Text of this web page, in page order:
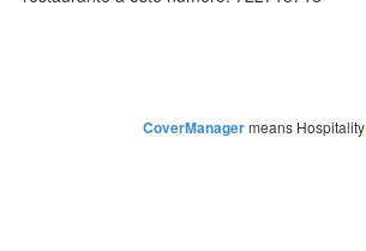
CoverManagermeans Hospitality